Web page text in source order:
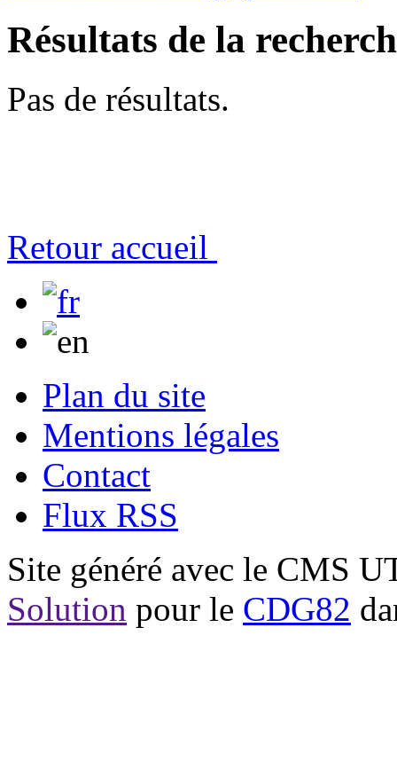
Résultats de la
Pas de résultats.
Retour accueil
Plan du site
Mentions légales
Contact
Flux RSS
Site généré avec le CMS
Solution pour le CDG82